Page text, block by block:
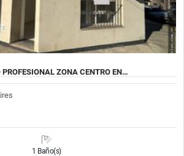
ZONA CENTRO EN…
1 Baño(s)